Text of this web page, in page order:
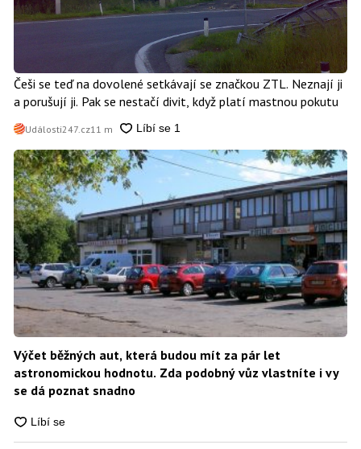
Češi se teď na dovolené setkávají se značkou ZTL. Neznají ji
a porušují ji. Pak se nestačí divit, když platí mastnou pokutu
Události247.cz11 m
Výčet běžných aut, která budou mít za pár let
astronomickou hodnotu. Zda podobný vůz vlastníte i vy
se dá poznat snadno